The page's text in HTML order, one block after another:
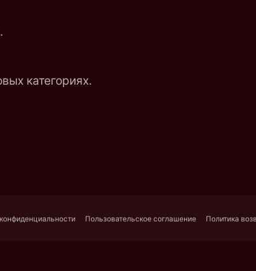
категориях.
Пользовательское соглашение Политика